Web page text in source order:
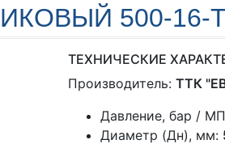
500-16-
ТЕХНИЧЕСКИЕ
Производитель:ТТК
Давление, бар /
Диаметр (Дн), мм: